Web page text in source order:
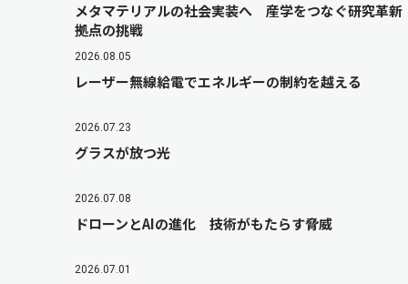
メタマテリアルの社会実装へ 産学をつなぐ研究革新
拠点の挑戦
2026.08.05
レーザー無線給電でエネルギーの制約を越える
2026.07.23
グラスが放つ光
2026.07.08
ドローンとAIの進化 技術がもたらす脅威
2026.07.01